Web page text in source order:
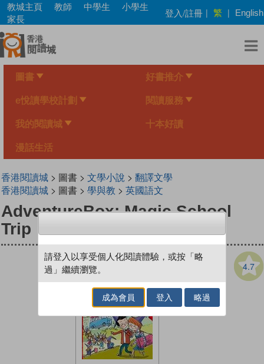
Skip
main
content
教城主頁 教師 中學生
小學生
家長
登入/註冊 | 繁 | English
圖書 好書推介
e悅讀學校計劃 閱讀服務
我的閱讀城 十本好讀
漫話生活
香港閱讀城> 圖書 > 文學小說 > 翻譯文學
香港閱讀城> 圖書 > 學與教 > 英國語文
AdventureBox: Magic School
Trip
4.7
請登入以享受個人化閱讀體驗，或按「略
過」繼續瀏覽。
成為會員 登入 略過